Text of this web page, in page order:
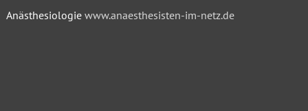
Anästhesiologie www.anaesthesisten-im-netz.de